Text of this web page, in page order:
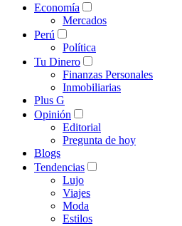
Economía
Mercados
Perú
Política
Tu Dinero
Finanzas Personales
Inmobiliarias
Plus G
Opinión
Editorial
Pregunta de hoy
Blogs
Tendencias
Lujo
Viajes
Moda
Estilos